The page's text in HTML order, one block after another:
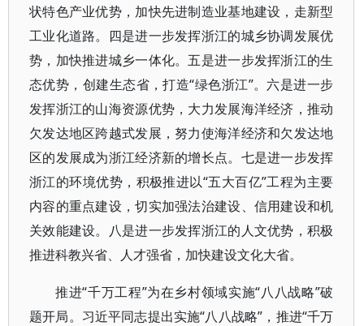
状特色产业优势，加快先进制造业基地建设，走新型
工业化道路。四是进一步发挥浙江的城乡协调发展优
势，加快推进城乡一体化。五是进一步发挥浙江的生
态优势，创建生态省，打造“绿色浙江”。六是进一步
发挥浙江的山海资源优势，大力发展海洋经济，推动
欠发达地区跨越式发展，努力使海洋经济和欠发达地
区的发展成为浙江经济新的增长点。七是进一步发挥
浙江的环境优势，积极推进以“五大百亿”工程为主要
内容的重点建设，切实加强法治建设、信用建设和机
关效能建设。八是进一步发挥浙江的人文优势，积极
推进科教兴省、人才强省，加快建设文化大省。
推进“千万工程”为在乡村领域实施“八八战略”破
题开局。习近平同志提出实施“八八战略”，推进“千万